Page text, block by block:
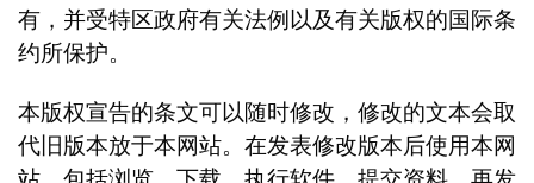
有，并受特区政府有关法例以及有关版权的国际条
约所保护。
本版权宣告的条文可以随时修改，修改的文本会取
代旧版本放于本网站。在发表修改版本后使用本网